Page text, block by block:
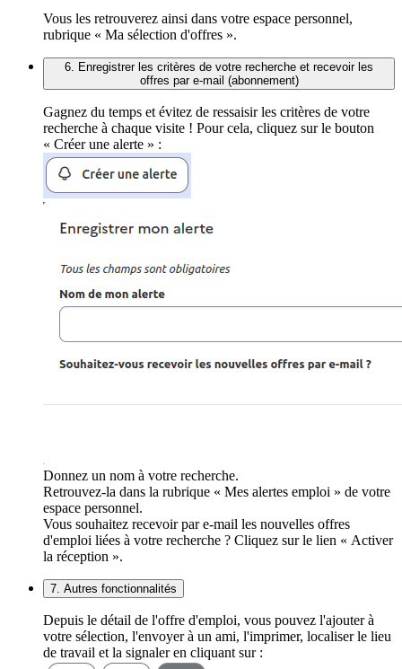
Vous les retrouverez ainsi dans votre espace personnel,
rubrique « Ma sélection d'offres ».
6. Enregistrer les critères de votre recherche et recevoir les
offres par e-mail (abonnement)
Gagnez du temps et évitez de ressaisir les critères de votre
recherche à chaque visite ! Pour cela, cliquez sur le bouton
« Créer une alerte » :
Donnez un nom à votre recherche.
Retrouvez-la dans la rubrique « Mes alertes emploi » de votre
espace personnel.
Vous souhaitez recevoir par e-mail les nouvelles offres
d'emploi liées à votre recherche ? Cliquez sur le lien « Activer
la réception ».
7. Autres fonctionnalités
Depuis le détail de l'offre d'emploi, vous pouvez l'ajouter à
votre sélection, l'envoyer à un ami, l'imprimer, localiser le lieu
de travail et la signaler en cliquant sur :